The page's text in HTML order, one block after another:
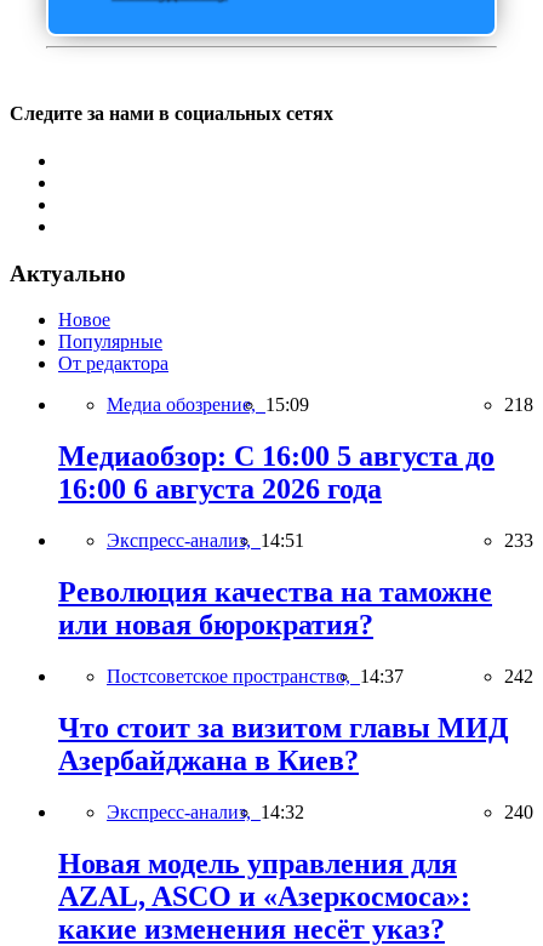
Следите за нами в социальных сетях
Актуально
Новое
Популярные
От редактора
Медиа обозрение, 15:09 218
Медиаобзор: С 16:00 5 августа до
16:00 6 августа 2026 года
Экспресс-анализ, 14:51 233
Революция качества на таможне
или новая бюрократия?
Постсоветское пространство, 14:37 242
Что стоит за визитом главы МИД
Азербайджана в Киев?
Экспресс-анализ, 14:32 240
Новая модель управления для
AZAL, ASCO и «Азеркосмоса»:
какие изменения несёт указ?